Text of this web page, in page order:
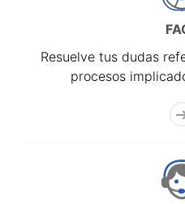
Resuelve tus dudas
procesos